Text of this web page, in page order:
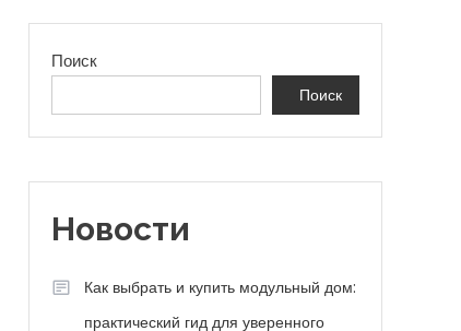
Поиск
Поиск
Новости
Как выбрать и купить модульный дом:
практический гид для уверенного